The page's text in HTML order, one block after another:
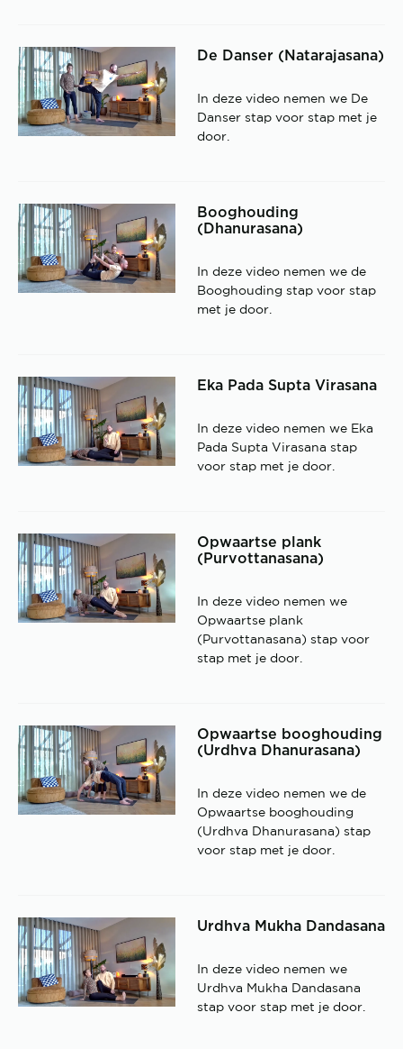
De Danser (Natarajasana)
In deze video nemen we De
Danser stap voor stap met je
door.
Booghouding
(Dhanurasana)
In deze video nemen we de
Booghouding stap voor stap
met je door.
Eka Pada Supta Virasana
In deze video nemen we Eka
Pada Supta Virasana stap
voor stap met je door.
Opwaartse plank
(Purvottanasana)
In deze video nemen we
Opwaartse plank
(Purvottanasana) stap voor
stap met je door.
Opwaartse booghouding
(Urdhva Dhanurasana)
In deze video nemen we de
Opwaartse booghouding
(Urdhva Dhanurasana) stap
voor stap met je door.
Urdhva Mukha Dandasana
In deze video nemen we
Urdhva Mukha Dandasana
stap voor stap met je door.